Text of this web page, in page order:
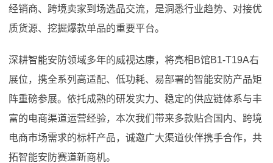
经销商、跨境卖家到场选品交流，是洞悉行业趋势、对接优
质货源、挖掘爆款单品的重要平台。
深耕智能安防领域多年的威视达康，将亮相B馆B1-T19A右
展位，携全系列高适配、低功耗、易部署的智能安防产品矩
阵重磅参展。依托成熟的研发实力、稳定的供应链体系与丰
富的电商渠道运营经验，本次我们带来多款贴合国内、跨境
电商市场需求的标杆产品，诚邀广大渠道伙伴携手合作，共
拓智能安防赛道新商机。